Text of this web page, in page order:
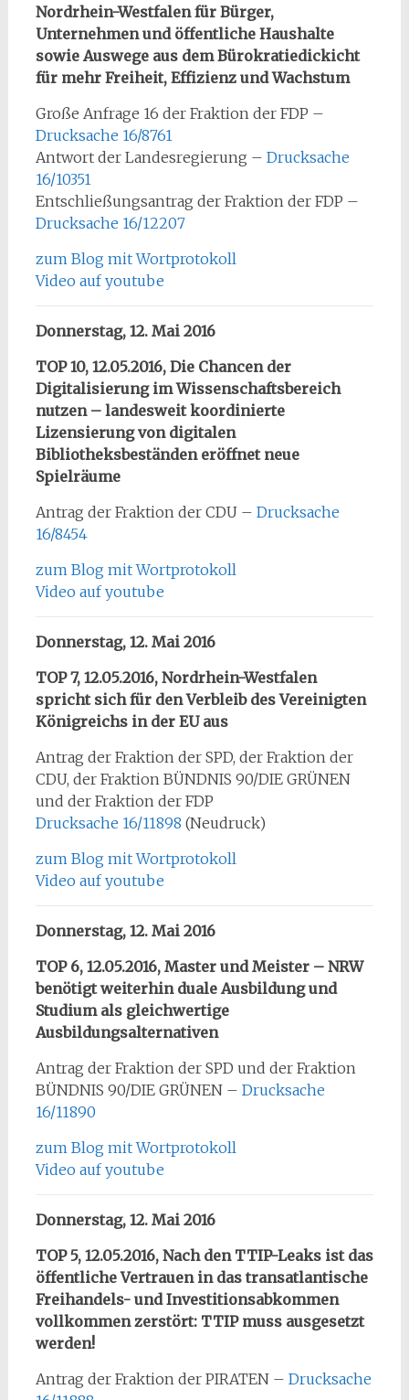
Nordrhein-Westfalen für Bürger,
Unternehmen und öffentliche Haushalte
sowie Auswege aus dem Bürokratiedickicht
für mehr Freiheit, Effizienz und Wachstum
Große Anfrage 16 der Fraktion der FDP –
Drucksache 16/8761
Antwort der Landesregierung – Drucksache
16/10351
Entschließungsantrag der Fraktion der FDP –
Drucksache 16/12207
zum Blog mit Wortprotokoll
Video auf youtube
Donnerstag, 12. Mai 2016
TOP 10, 12.05.2016, Die Chancen der
Digitalisierung im Wissenschaftsbereich
nutzen – landesweit koordinierte
Lizensierung von digitalen
Bibliotheksbeständen eröffnet neue
Spielräume
Antrag der Fraktion der CDU – Drucksache
16/8454
zum Blog mit Wortprotokoll
Video auf youtube
Donnerstag, 12. Mai 2016
TOP 7, 12.05.2016, Nordrhein-Westfalen
spricht sich für den Verbleib des Vereinigten
Königreichs in der EU aus
Antrag der Fraktion der SPD, der Fraktion der
CDU, der Fraktion BÜNDNIS 90/DIE GRÜNEN
und der Fraktion der FDP
Drucksache 16/11898 (Neudruck)
zum Blog mit Wortprotokoll
Video auf youtube
Donnerstag, 12. Mai 2016
TOP 6, 12.05.2016, Master und Meister – NRW
benötigt weiterhin duale Ausbildung und
Studium als gleichwertige
Ausbildungsalternativen
Antrag der Fraktion der SPD und der Fraktion
BÜNDNIS 90/DIE GRÜNEN – Drucksache
16/11890
zum Blog mit Wortprotokoll
Video auf youtube
Donnerstag, 12. Mai 2016
TOP 5, 12.05.2016, Nach den TTIP-Leaks ist das
öffentliche Vertrauen in das transatlantische
Freihandels- und Investitionsabkommen
vollkommen zerstört: TTIP muss ausgesetzt
werden!
Antrag der Fraktion der PIRATEN – Drucksache